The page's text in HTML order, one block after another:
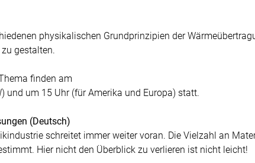
physikalischen Grundprinzipien der
gestalten.
finden am
und um 15 Uhr (für Amerika und Europa) statt.
(Deutsch)
schreitet immer weiter voran. Die Vielzahl an
Hier nicht den Überblick zu verlieren ist nicht leicht!